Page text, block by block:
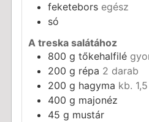
feketebors egész
só
A treska salátához
800 g tőkehalfilé
200 g répa 2 darab
200 g hagyma kb.
400 g majonéz
45 g mustár